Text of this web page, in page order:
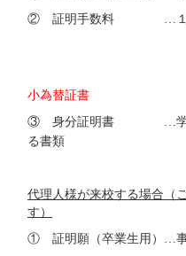
② 証明手数料
…
来校す
郵送
小為替証書
③ 身分証明書
…
る書類
代理人様が来校する場合（
す）
① 証明願（卒業生用）
…